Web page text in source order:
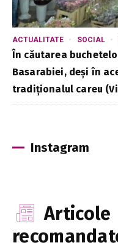
ACTUALITATE SOCIAL
În căutarea
Basarabiei, deși în
tradiționalul careu
Instagram
Articole